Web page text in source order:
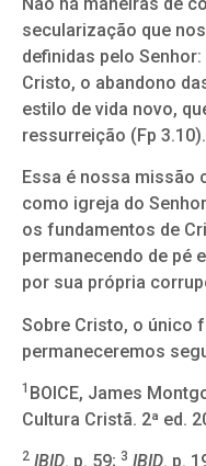
secularização que
definidas pelo
Cristo, o abandono
estilo de vida novo,
ressurreição (Fp 3.10).
Essa é nossa missão
como igreja do
os fundamentos de
permanecendo de pé
por sua própria
Sobre Cristo, o único
permaneceremos
1 BOICE, James
Cultura Cristã. 2ª ed.
2 IBID. p. 59; 3 IBID. p.